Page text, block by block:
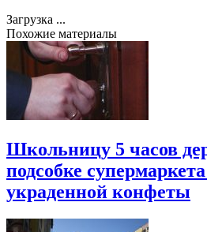
Загрузка ...
Похожие материалы
Школьницу 5 часов
подсобке
украденной конфеты